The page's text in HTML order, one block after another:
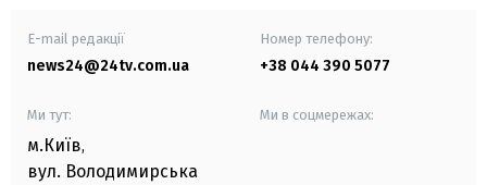
E-mail редакції
news24@24tv.com.ua
Номер телефону:
+38 044 390 5077
Ми тут:
м.Київ,
вул. Володимирська
Ми в соцмережах: